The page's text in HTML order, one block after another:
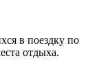
в поездку по
отдыха.